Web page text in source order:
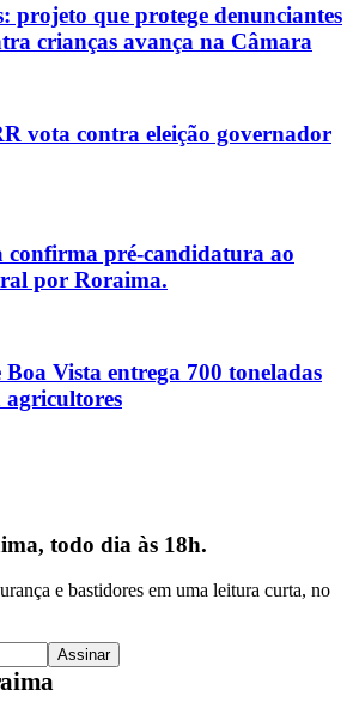
projeto que protege denunciantes
crianças avança na Câmara
vota contra eleição governador
confirma pré-candidatura ao
por Roraima.
Vista entrega 700 toneladas
agricultores
todo dia às 18h.
e bastidores em uma leitura curta, no
Assinar